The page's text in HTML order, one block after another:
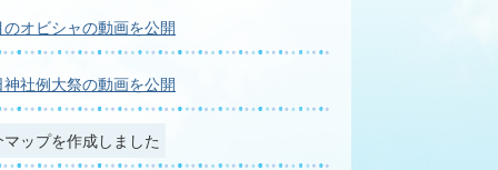
オビシャの動画を公開
社例大祭の動画を公開
ップを作成しました